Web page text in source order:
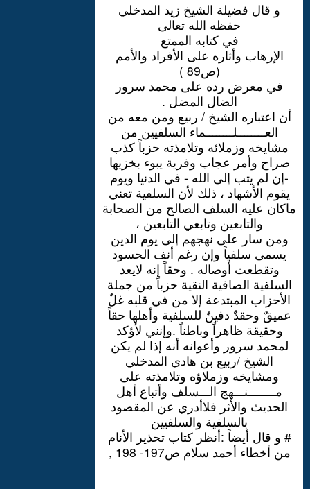
و قال فضيلة الشيخ زيد المدخلي
حفظه الله تعالى
في كتابه الممتع
الإرهاب وأثاره على الأفراد والأمم
(ص89 )
في معرض رده على محمد سرور
الضال المضل .
أن اعتباره الشيخ / ربيع ومن معه من
العــــــــلــــــــماء السلفيين من
مشايخه وزملائه وتلامذته حزباً كذب
صراح وأمر عجاب وفرية يبوء بخزيها
-إن لم يتب إلى الله - في الدنيا ويوم
يقوم الأشهاد ، ذلك لأن السلفية تعني
ماكان عليه السلف الصالح من الصحابة
والتابعين وتابعي التابعين ،
ومن سار على نهجهم إلى يوم الدين
يسمى سلفياً وإن رغم أنف الحسود
وتقطعت أوصاله . وحقاً إنه لايعد
السلفية الصافية النقية حزباً من جملة
الأحزاب المبتدعة إلا من في قلبه غلٌ
عميقٌ وحقدٌ دفينٌ للسلفية وأهلها حقاً
وحقيقة ظاهراً وباطناً .وإنني لأؤكد
لمحمد سرور وأعوانه أنه إذا لم يكن
الشيخ /ربيع بن هادي المدخلي
ومشايخه وزملاؤه وتلامذته على
مــــــــنـــهج الـــسلف وأتباع أهل
الحديث والأثر فلاأدري عن المقصود
بالسلفية والسلفيين
# و قال أيضاً :أنظر كتاب تحذير الأنام
من أخطاء أحمد سلام ص197- 198 ,